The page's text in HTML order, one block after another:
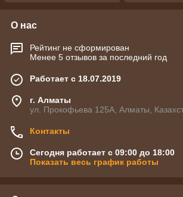
О нас
Рейтинг не сформирован
Менее 5 отзывов за последний год
Работает с 18.07.2019
г. Алматы
ул. Прокофьева 125А, Алматы,
Контакты
Сегодня работает с 09:00 до 18:00
Показать весь график работы